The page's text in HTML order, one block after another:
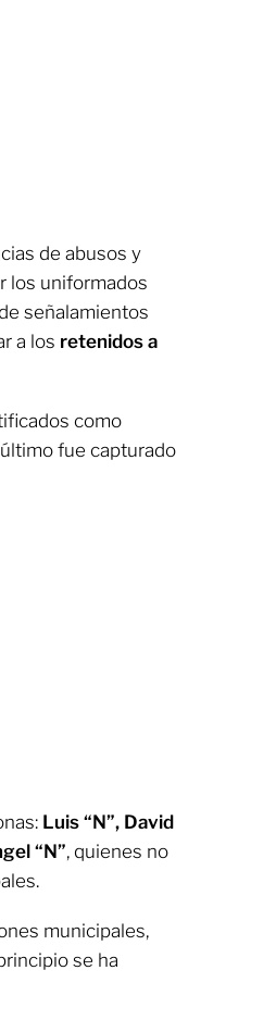
de abusos y
los uniformados
señalamientos
a los retenidos a
como
fue capturado
Luis “N”, David
“N”, quienes no
municipales,
se ha